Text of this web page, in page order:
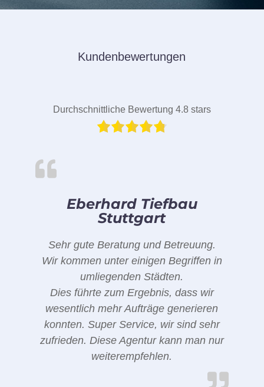
Kundenbewertungen
Durchschnittliche Bewertung 4.8 stars
Eberhard Tiefbau
Stuttgart
Sehr gute Beratung und Betreuung.
Wir kommen unter einigen Begriffen in
umliegenden Städten.
Dies führte zum Ergebnis, dass wir
wesentlich mehr Aufträge generieren
konnten. Super Service, wir sind sehr
zufrieden. Diese Agentur kann man nur
weiterempfehlen.